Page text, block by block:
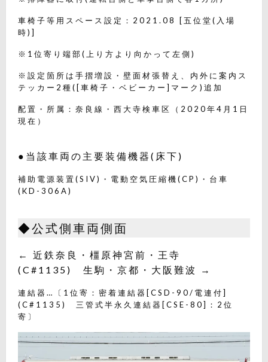
車椅子等用スペース設定：2021.08 [五位堂(入場
時)]
※1位寄り端部(上り方より向かって左側)
※設定箇所は手摺増設・壁面材張替え、内外に案内ス
テッカー2種([車椅子・ベビーカー]マーク)追加
配置・所属：奈良線・西大寺検車区（2020年4月1日
現在）
●当該車両の主要装備機器(床下)
補助電源装置(SIV)・電動空気圧縮機(CP)・台車
(KD-306A)
◆公式側車両側面
← 近鉄奈良・橿原神宮前・王寺
(C#1135) 生駒・京都・大阪難波 →
連結器…〔1位寄：密着連結器[CSD-90/電連付]
(C#1135) 三管式半永久連結器[CSE-80]：2位
寄〕